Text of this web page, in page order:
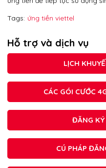
Tags: ứng tiền viettel
Hỗ trợ và dịch vụ
LỊCH
CÁC GÓI CƯỚC
ĐĂNG KÝ
CÚ PHÁP